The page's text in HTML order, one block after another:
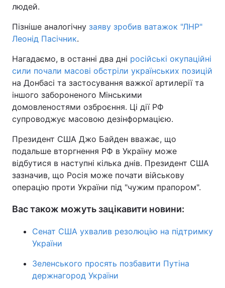
людей.
Пізніше аналогічну заяву зробив ватажок "ЛНР"
Леонід Пасічник.
Нагадаємо, в останні два дні російські окупаційні
сили почали масові обстріли українських позицій
на Донбасі та застосування важкої артилерії та
іншого забороненого Мінськими
домовленостями озброєння. Ці дії РФ
супроводжує масовою дезінформацією.
Президент США Джо Байден вважає, що
подальше вторгнення РФ в Україну може
відбутися в наступні кілька днів. Президент США
зазначив, що Росія може почати військову
операцію проти України під "чужим прапором".
Вас також можуть зацікавити новини:
Сенат США ухвалив резолюцію на підтримку
України
Зеленського просять позбавити Путіна
держнагород України